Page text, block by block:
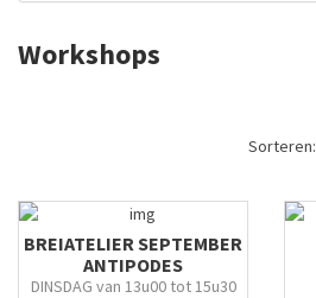
Workshops
Sorteren:
BREIATELIER SEPTEMBER
ANTIPODES
DINSDAG van 13u00 tot 15u30